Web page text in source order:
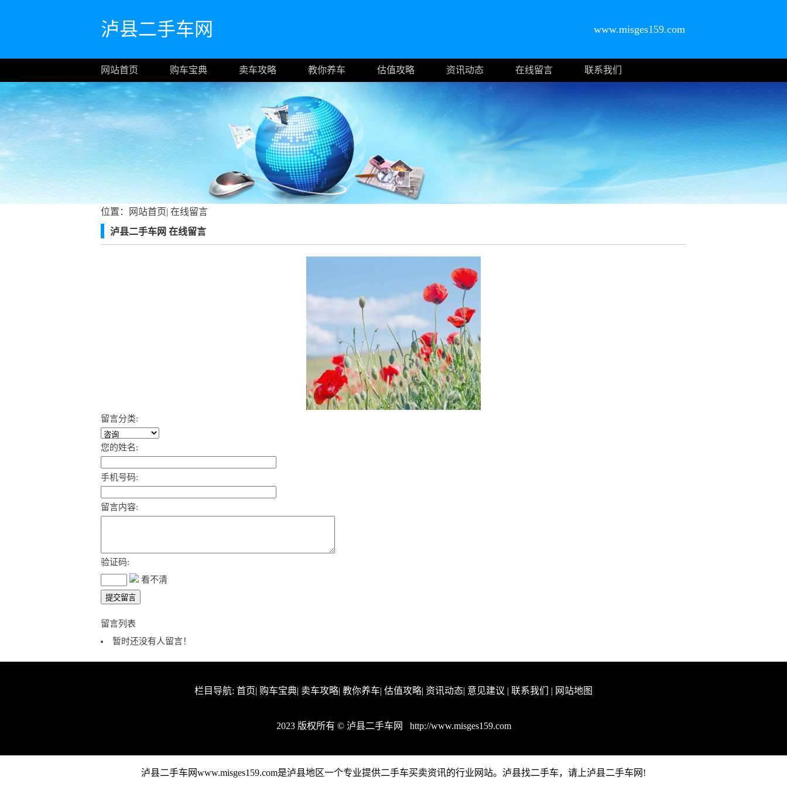
泸县二手车网 www.misges159.com
网站首页 购车宝典 卖车攻略 教你养车 估值攻略 资讯动态 在线留言 联系我们
位置： 网站首页| 在线留言
泸县二手车网 在线留言
留言分类:
您的姓名:
手机号码:
留言内容:
验证码:
看不清
留言列表
暂时还没有人留言！
栏目导航: 首页| 购车宝典| 卖车攻略| 教你养车| 估值攻略| 资讯动态| 意见建议 | 联系我们 | 网站地图
2023 版权所有 © 泸县二手车网 http://www.misges159.com
泸县二手车网www.misges159.com是泸县地区一个专业提供二手车买卖资讯的行业网站。泸县找二手车，请上泸县二手车网!